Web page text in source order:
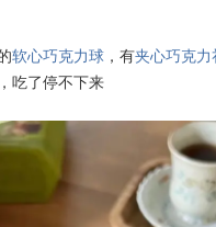
软心巧克力球 ，有夹心巧克力
吃了停不下来